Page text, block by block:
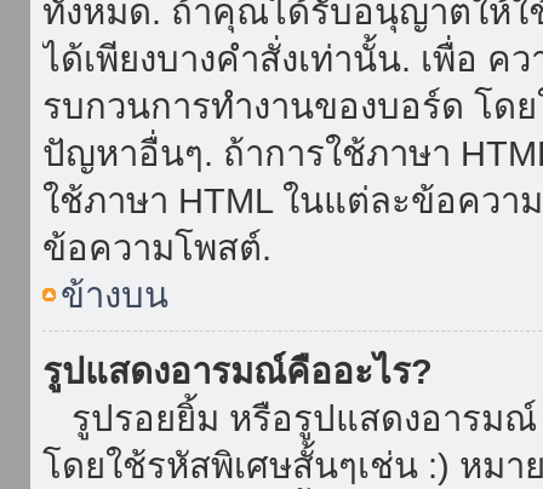
ทั้งหมด. ถ้าคุณได้รับอนุญาตให้ใ
ได้เพียงบางคำสั่งเท่านั้น. เพื่อ
รบกวนการทำงานของบอร์ด โด
ปัญหาอื่นๆ. ถ้าการใช้ภาษา
ใช้ภาษา HTML ในแต่ละข้อคว
ข้อความโพสต์.
ข้างบน
รูปแสดงอารมณ์คืออะไร?
รูปรอยยิ้ม หรือรูปแสดงอารมณ์
โดยใช้รหัสพิเศษสั้นๆเช่น :) หมา